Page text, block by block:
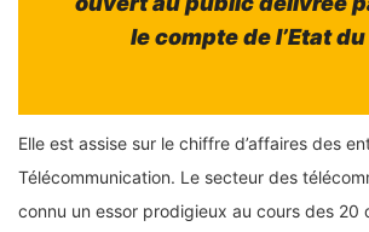
le compte de l’Etat
Elle est assise sur le chiffre d’affaires des
Télécommunication. Le secteur des
connu un essor prodigieux au cours des 20